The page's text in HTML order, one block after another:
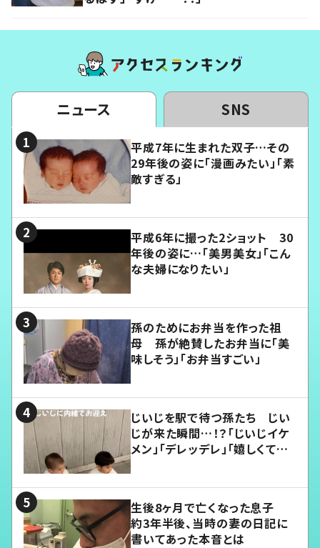
ニュース SNS
平成7年に生まれた双子…その
29年後の姿に「漫画みたい」「素
敵すぎる」
平成6年に撮った2ショット 30
年後の姿に…「美男美女」「こん
な夫婦になりたい」
孫のためにお弁当を作った祖
母 孫が絶賛したお弁当に「美
味しそう」「お弁当すごい」
じいじを駅で待つ孫たち じい
じが来た瞬間…！？「じいじイケ
メン」「デレッデレ」「嬉しくて可
生後8ヶ月で亡くなった息子
約3年半後、当時の妻の日記に
書いてあった本音とは